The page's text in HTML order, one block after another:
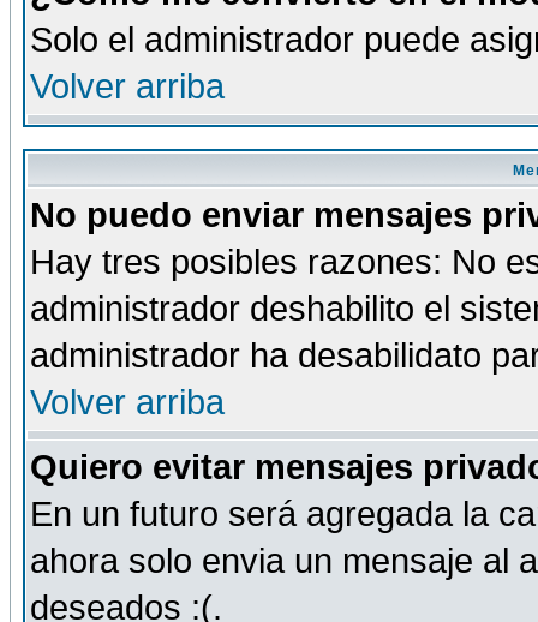
Solo el administrador puede
Volver arriba
No puedo enviar mensajes
Hay tres posibles razones: No
administrador deshabilito el
administrador ha desabilidato
Volver arriba
Quiero evitar mensajes
En un futuro será agregada la
ahora solo envia un mensaje al
deseados :(.